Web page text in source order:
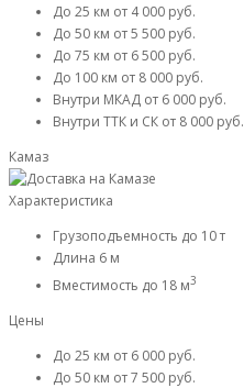
До 25 км от 4 000 руб.
До 50 км от 5 500 руб.
До 75 км от 6 500 руб.
До 100 км от 8 000 руб.
Внутри МКАД от 6 000 руб.
Внутри ТТК и СК от 8 000 руб.
Камаз
Характеристика
Грузоподъемность до 10 т
Длина 6 м
Вместимость до 18 м3
Цены
До 25 км от 6 000 руб.
До 50 км от 7 500 руб.